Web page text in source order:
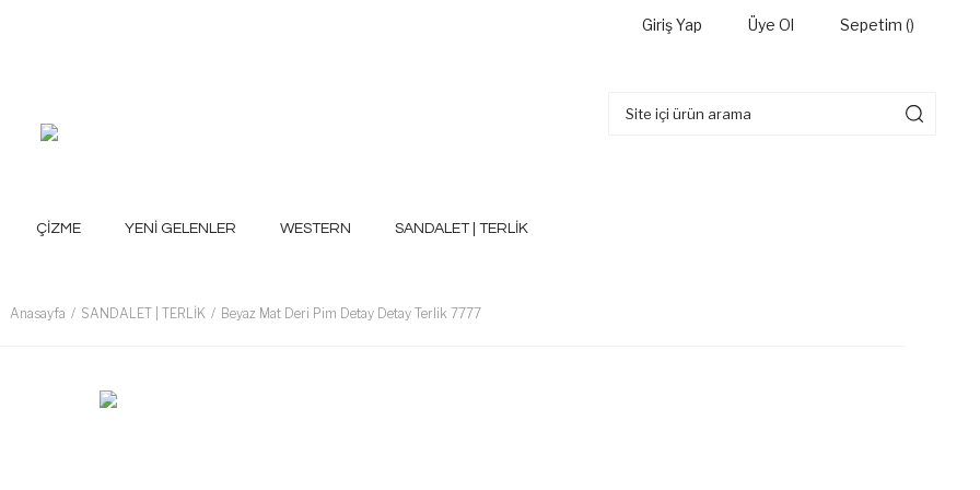
Giriş Yap Üye Ol Sepetim ()
ÇİZME YENİ GELENLER WESTERN SANDALET | TERLİK
Anasayfa SANDALET | TERLİK Beyaz Mat Deri Pim Detay Detay Terlik 7777